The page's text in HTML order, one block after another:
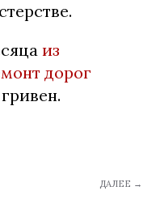
из
дорог
ДАЛЕЕ →